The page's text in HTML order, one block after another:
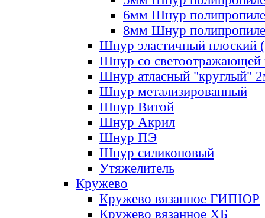
6мм Шнур
8мм Шнур
Шнур эластичный плоский
Шнур со светоотражающей
Шнур атласный "круглый"
Шнур метализированный
Шнур Витой
Шнур Акрил
Шнур ПЭ
Шнур силиконовый
Утяжелитель
Кружево
Кружево вязанное ГИПЮР
Кружево вязанное ХБ